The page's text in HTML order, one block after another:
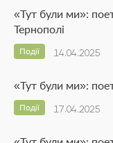
«Тут були ми»:
Тернополі
14.04.2025
Події
«Тут були ми»:
17.04.2025
Події